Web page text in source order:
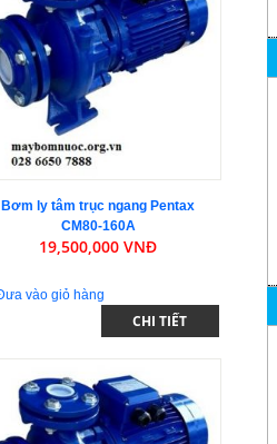
Bơm ly tâm trục ngang Pentax
CM80-160A
19,500,000 VNĐ
CHI TIẾT